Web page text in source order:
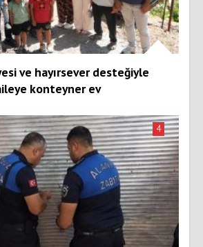
ve hayırsever desteğiyle
konteyner ev
4